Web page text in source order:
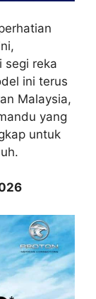
segi reka
ini terus
Malaysia,
yang
untuk